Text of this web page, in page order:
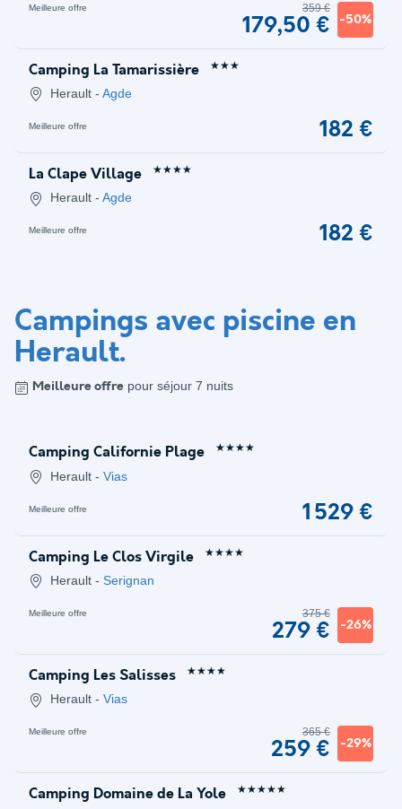
Meilleure offre 359 €
179,50 € -50%
Camping La Tamarissière ★★★
Herault - Agde
Meilleure offre 182 €
La Clape Village ★★★★
Herault - Agde
Meilleure offre 182 €
Campings avec piscine en
Herault.
Meilleure offre pour séjour 7 nuits
Camping Californie Plage ★★★★
Herault - Vias
Meilleure offre 1 529 €
Camping Le Clos Virgile ★★★★
Herault - Serignan
Meilleure offre 375 €
279 € -26%
Camping Les Salisses ★★★★
Herault - Vias
Meilleure offre 365 €
259 € -29%
Camping Domaine de La Yole ★★★★★